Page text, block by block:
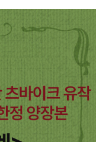
간 생각들로 단정짓거
. 아니 일원론의 시각
다. 유물론은 갈지자
낌. 맞다. 이런 것이 상
물, 인간으로 나누지도
신의 존재를 보존하도
우주의 빅뱅론. 영원
사상가 누구라도 되돌
사는 주어에서 출발
. 이에 대립하는 태인
과정을 표현한다. 즉,
년)- '인도-이란어나
적인 방식으로 과정에
이에, 1937년)- '중동이
는 '상태'가 동사의
는 점이다.'(리용, 19
밖이냐' 이상의
색 찬스를 써보았다.
....중동태는 행위를
아니라, 사건의 안에
의 문법 개념이다. 중
, 시대와 분위기에
능동/수동의 이분법에
, 이제 우리는 주체를,
이런 대목이 걸려 따로